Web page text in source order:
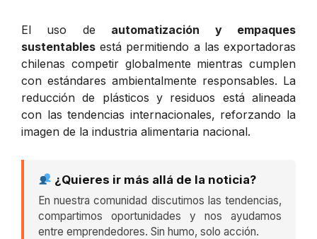
El uso de automatización y empaques
sustentables está permitiendo a las exportadoras
chilenas competir globalmente mientras cumplen
con estándares ambientalmente responsables. La
reducción de plásticos y residuos está alineada
con las tendencias internacionales, reforzando la
imagen de la industria alimentaria nacional.
¿Quieres ir más allá de la noticia?
En nuestra comunidad discutimos las tendencias,
compartimos oportunidades y nos ayudamos
entre emprendedores. Sin humo, solo acción.